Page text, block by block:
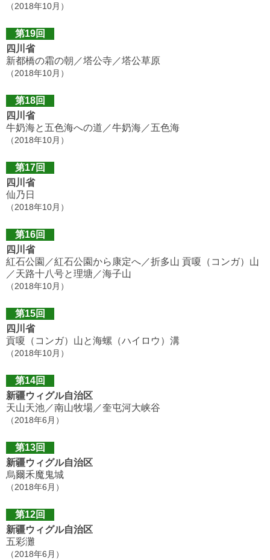
（2018年10月）
第19回
四川省
新都橋の霜の朝／塔公寺／塔公草原
（2018年10月）
第18回
四川省
牛奶海と五色海への道／牛奶海／五色海
（2018年10月）
第17回
四川省
仙乃日
（2018年10月）
第16回
四川省
紅石公園／紅石公園から康定へ／折多山 貢嗄（コンガ）山
／天路十八号と理塘／海子山
（2018年10月）
第15回
四川省
貢嗄（コンガ）山と海螺（ハイロウ）溝
（2018年10月）
第14回
新疆ウィグル自治区
天山天池／南山牧場／奎屯河大峡谷
（2018年6月）
第13回
新疆ウィグル自治区
烏爾禾魔鬼城
（2018年6月）
第12回
新疆ウィグル自治区
五彩灘
（2018年6月）